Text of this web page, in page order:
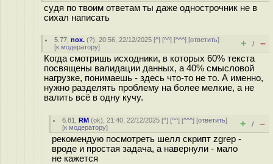
судя по твоим ответам ты даже однострочник не в
сихал написать
5.77 ,nox. (?), 20:56, 22/12/2025 [^] [^^] [^^^] [ответить]
[к модератору] + / –
Когда смотришь исходники, в которых 60% текста
посвящены валидации данных, а 40% смысловой
нагрузке, понимаешь - здесь что-то не то. А именно,
нужно разделять проблему на более мелкие, а не
валить всё в одну кучу.
6.81 ,RM (ok), 21:40, 22/12/2025 [^] [^^] [^^^] [ответить]
[к модератору] + / –
рекомендую посмотреть шелл скрипт zgrep -
вроде и простая задача, а навернули - мало
не кажется